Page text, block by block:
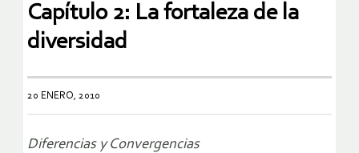
Capítulo 2: La fortaleza de la
diversidad
20 ENERO, 2010
Diferencias y Convergencias